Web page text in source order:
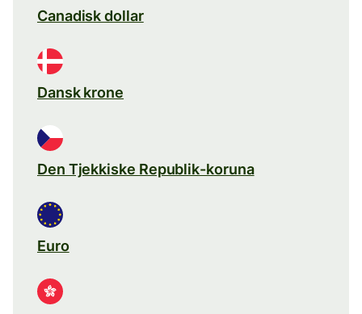
Canadisk dollar
Dansk krone
Den Tjekkiske Republik-koruna
Euro